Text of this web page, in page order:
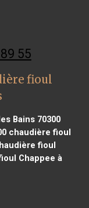
55
fioul
Bains 70300
chaudière fioul
fioul
Chappee à